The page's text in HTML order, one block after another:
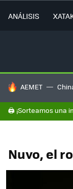
ANÁLISIS
HOY SE HABLA
AEMET
🖨️ ¡Sorteamos una
Nuvo, el